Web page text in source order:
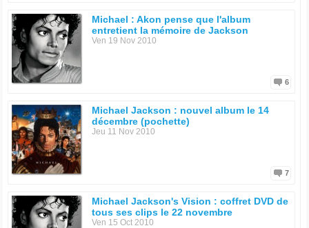
Michael : Akon pense que l'album
entretient la mémoire de Jackson
Ven 19 Nov 2010
6
Michael Jackson : nouvel album le 14
décembre (pochette)
Jeu 11 Nov 2010
7
Michael Jackson's Vision : coffret DVD de
tous ses clips le 22 novembre
Ven 15 Oct 2010